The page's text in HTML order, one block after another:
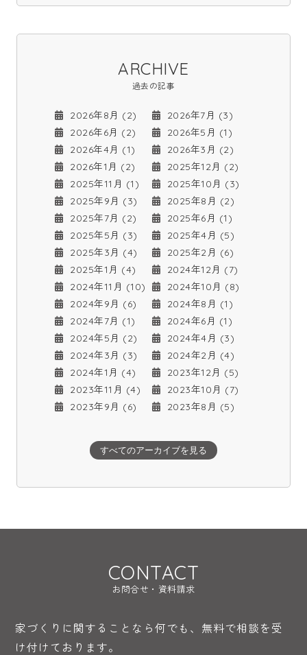
ARCHIVE
過去の記事
2026年8月 (2)
2026年7月 (3)
2026年6月 (2)
2026年5月 (1)
2026年4月 (1)
2026年3月 (2)
2026年1月 (2)
2025年12月 (2)
2025年11月 (1)
2025年10月 (3)
2025年9月 (3)
2025年8月 (2)
2025年7月 (2)
2025年6月 (1)
2025年5月 (3)
2025年4月 (5)
2025年3月 (4)
2025年2月 (6)
2025年1月 (4)
2024年12月 (7)
2024年11月 (10)
2024年10月 (8)
2024年9月 (6)
2024年8月 (1)
2024年7月 (1)
2024年6月 (1)
2024年5月 (2)
2024年4月 (3)
2024年3月 (3)
2024年2月 (4)
2024年1月 (4)
2023年12月 (5)
2023年11月 (4)
2023年10月 (7)
2023年9月 (6)
2023年8月 (5)
すべてのアーカイブを見る
CONTACT
お問合せ・資料請求
家づくりに関することなら何でも、無料で相談を受
け付けております。